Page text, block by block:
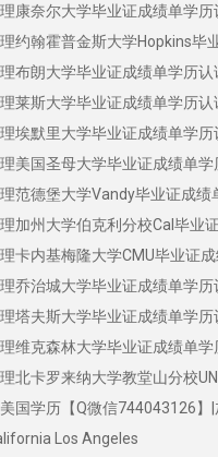
康奈尔大学毕业证成绩单学
约翰霍普金斯大学Hopkins毕
布朗大学毕业证成绩单学历
莱斯大学毕业证成绩单学历
埃默里大学毕业证成绩单学
美国圣母大学毕业证成绩单
范德堡大学Vandy毕业证成
加州大学伯克利分校Cal毕业
卡内基梅隆大学CMU毕业证
乔治城大学毕业证成绩单学
塔夫斯大学毕业证成绩单学
维克森林大学毕业证成绩单
北卡罗来纳大学教堂山分校
国学历【Q微信744043126
Los Angeles